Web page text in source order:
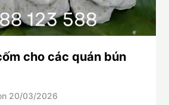
cho các quán bún
20/03/2026